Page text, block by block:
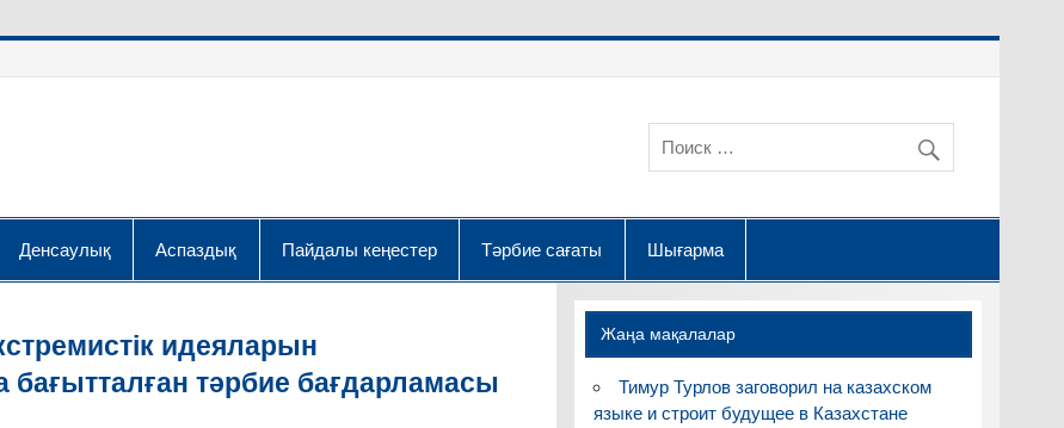
Денсаулық Аспаздық Пайдалы кеңестер Тәрбие сағаты Шығарма
идеяларын
тәрбие бағдарламасы
Жаңа мақалалар
Тимур Турлов заговорил на казахском
языке и строит будущее в Казахстане